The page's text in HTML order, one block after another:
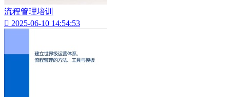
流程管理培训
 2025-06-10 14:54:53